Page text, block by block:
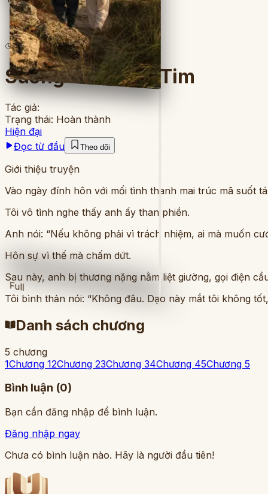
Full
6lượt đọc· 5chương
Sương Buốt Con Tim
Tác giả:
Trạng thái: Hoàn thành
Hiện đại
Đọc từ đầu
Theo dõi
Giới thiệu truyện
Vào ngày đính hôn với mối tình thanh mai trúc mã suốt
Tôi vô tình nghe thấy anh ấy than phiền.
Anh nói: “Nếu không phải vì trách nhiệm, ai mà muốn
Hôn sự vì thế mà chấm dứt.
Sau này, anh bị thương nặng nằm liệt giường, gọi điện
Tôi bình thản nói: “Không đâu. Dạo này mắt tôi không
Danh sách chương
5 chương
1Chương 12Chương 23Chương 34Chương 45Chương 5
Bình luận (0)
Bạn cần đăng nhập để bình luận.
Đăng nhập ngay
Chưa có bình luận nào. Hãy là người đầu tiên!